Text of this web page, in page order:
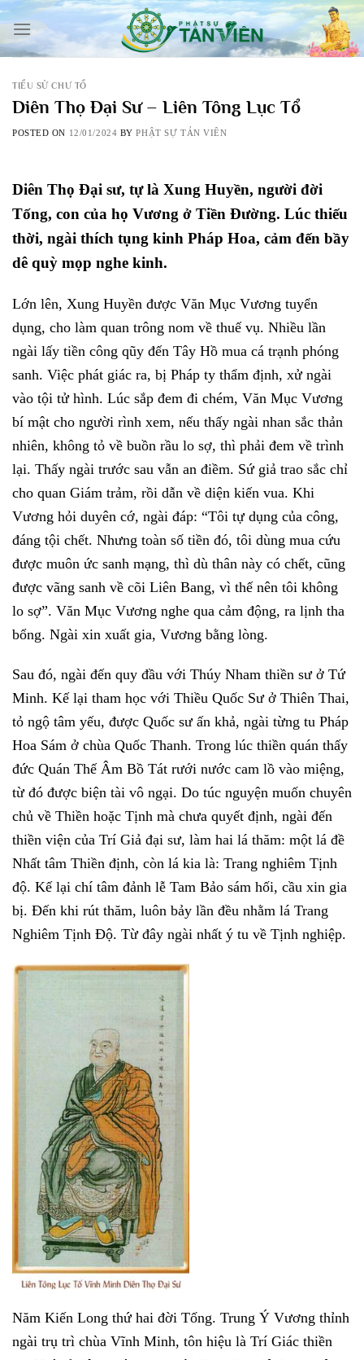
Skip
content
TIỂU SỬ CHƯ TỔ
Diên Thọ Đại Sư – Liên Tông Lục Tổ
POSTED ON 12/01/2024 BYPHẬT SỰ TẢN VIÊN
Diên Thọ Đại sư, tự là Xung Huyền, người đời
Tống, con của họ Vương ở Tiền Đường. Lúc thiếu
thời, ngài thích tụng kinh Pháp Hoa, cảm đến bầy
dê quỳ mọp nghe kinh.
Lớn lên, Xung Huyền được Văn Mục Vương tuyển
dụng, cho làm quan trông nom về thuế vụ. Nhiều lần
ngài lấy tiền công qũy đến Tây Hồ mua cá trạnh phóng
sanh. Việc phát giác ra, bị Pháp ty thẩm định, xử ngài
vào tội tử hình. Lúc sắp đem đi chém, Văn Mục Vương
bí mật cho người rình xem, nếu thấy ngài nhan sắc thản
nhiên, không tỏ về buồn rầu lo sợ, thì phải đem về trình
lại. Thấy ngài trước sau vẫn an điềm. Sứ giả trao sắc chỉ
cho quan Giám trảm, rồi dẫn về diện kiến vua. Khi
Vương hỏi duyên cớ, ngài đáp: “Tôi tự dụng của công,
đáng tội chết. Nhưng toàn số tiền đó, tôi dùng mua cứu
được muôn ức sanh mạng, thì dù thân này có chết, cũng
được vãng sanh về cõi Liên Bang, vì thế nên tôi không
lo sợ”. Văn Mục Vương nghe qua cảm động, ra lịnh tha
bổng. Ngài xin xuất gia, Vương bằng lòng.
Sau đó, ngài đến quy đầu với Thúy Nham thiền sư ở Tứ
Minh. Kế lại tham học với Thiều Quốc Sư ở Thiên Thai,
tỏ ngộ tâm yếu, được Quốc sư ấn khả, ngài từng tu Pháp
Hoa Sám ở chùa Quốc Thanh. Trong lúc thiền quán thấy
đức Quán Thế Âm Bồ Tát rưới nước cam lồ vào miệng,
từ đó được biện tài vô ngại. Do túc nguyện muốn chuyên
chủ về Thiền hoặc Tịnh mà chưa quyết định, ngài đến
thiền viện của Trí Giả đại sư, làm hai lá thăm: một lá đề
Nhất tâm Thiền định, còn lá kia là: Trang nghiêm Tịnh
độ. Kế lại chí tâm đảnh lễ Tam Bảo sám hối, cầu xin gia
bị. Đến khi rút thăm, luôn bảy lần đều nhằm lá Trang
Nghiêm Tịnh Độ. Từ đây ngài nhất ý tu về Tịnh nghiệp.
Năm Kiến Long thứ hai đời Tống. Trung Ý Vương thỉnh
ngài trụ trì chùa Vĩnh Minh, tôn hiệu là Trí Giác thiền